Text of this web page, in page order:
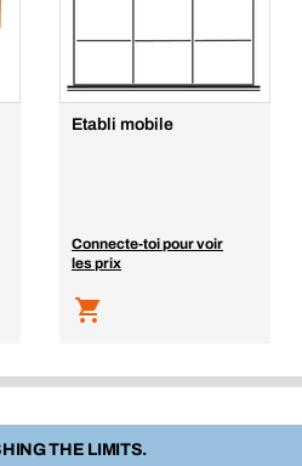
Etabli mobile
Connecte-toi pour voir
les prix
THE LIMITS.